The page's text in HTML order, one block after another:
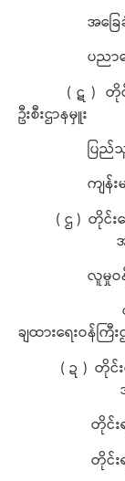
အခြေခံပည
ပညာရေးဝ
( ဋ ) တိုင်းဒ
ဦးစီးဌာနမှူ
ပြည်သူ့ကျန်း
ကျန်းမာရ
( ဌ ) တိုင်း
အဖွဲ့
လူမှုဝန်ထမ်
လူမှုဝန်ထမ်
ချထားရေးဝန်ကြီး
( ဍ ) တိုင်း
အဖွဲ့
တိုင်းရင်းသာ
တိုင်းရင်းသာ